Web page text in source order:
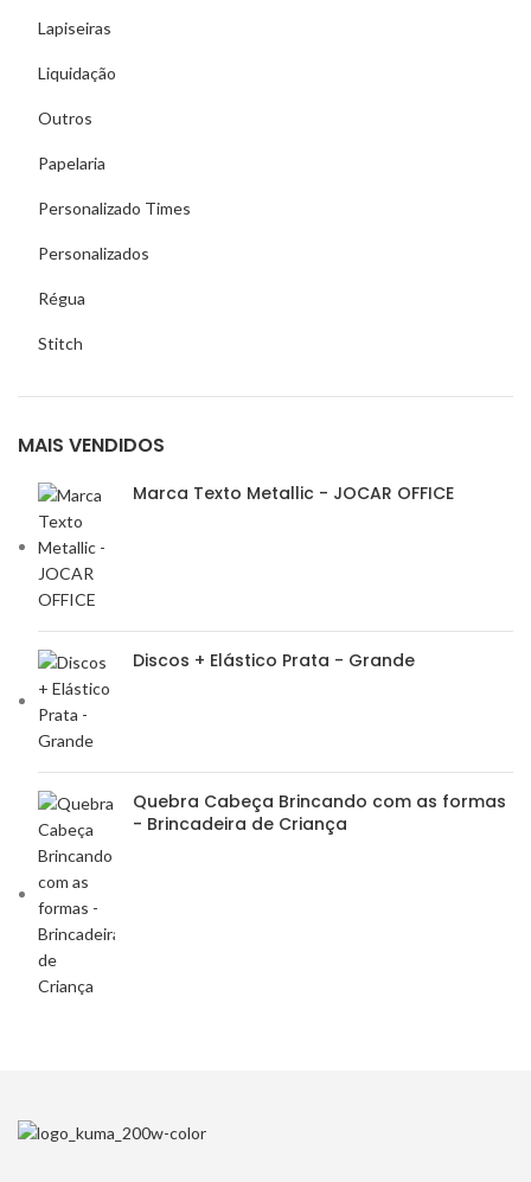
Lapiseiras
Liquidação
Outros
Papelaria
Personalizado Times
Personalizados
Régua
Stitch
MAIS VENDIDOS
Marca Texto Metallic - JOCAR OFFICE
Discos + Elástico Prata - Grande
Quebra Cabeça Brincando com as formas
- Brincadeira de Criança